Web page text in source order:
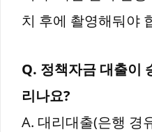
치 후에 촬영해둬야
Q. 정책자금 대출이
리나요?
A. 대리대출(은행 경